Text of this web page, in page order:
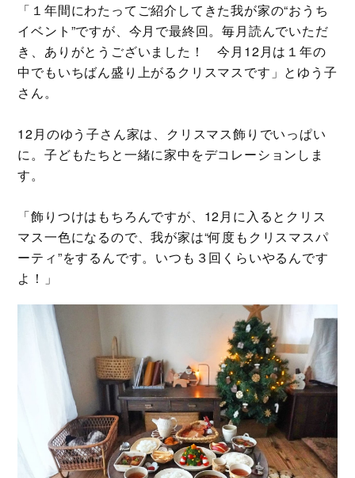
「１年間にわたってご紹介してきた我が家の“おうち
イベント”ですが、今月で最終回。毎月読んでいただ
き、ありがとうございました！ 今月12月は１年の
中でもいちばん盛り上がるクリスマスです」とゆう子
さん。
12月のゆう子さん家は、クリスマス飾りでいっぱい
に。子どもたちと一緒に家中をデコレーションしま
す。
「飾りつけはもちろんですが、12月に入るとクリス
マス一色になるので、我が家は“何度もクリスマスパ
ーティ”をするんです。いつも３回くらいやるんです
よ！」